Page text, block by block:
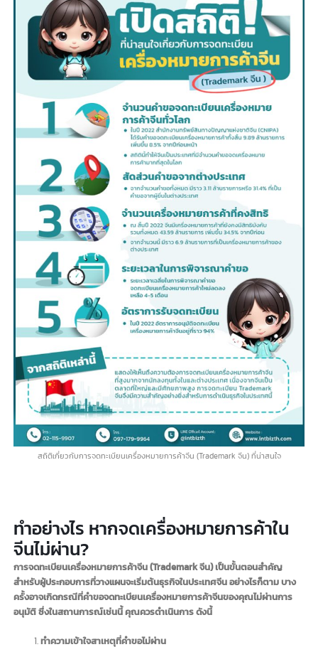
– ในปี 2022 อัตราการอนุมัติจดทะเบียนเครื่องหมายการค้าจีนอยู่ที่ราว
94%
จากสถิติเหล่านี้
แสดงให้เห็นถึงความต้องการจดทะเบียน
เครื่องหมายการค้าจีนที่สูงมากจากนักลงทุนทั้งในและต่างประเทศ
เนื่องจากจีนเป็นตลาดที่ใหญ่และมีศักยภาพสูง การจดทะเบียน
Trademark จีนจึงมีความสำคัญอย่างยิ่งสำหรับการดำเนินธุรกิจใน
ประเทศนี้